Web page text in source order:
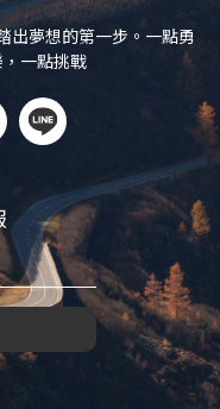
出夢想的第一步。一點勇
一點挑戰